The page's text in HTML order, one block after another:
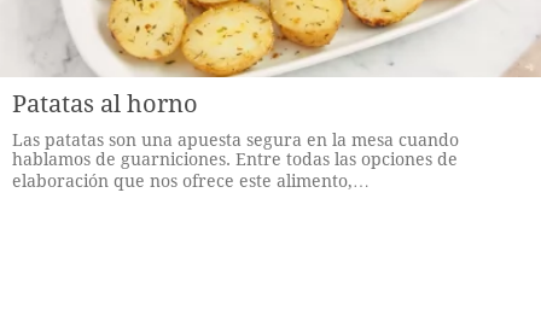
Patatas al horno
Las patatas son una apuesta segura en la mesa cuando
hablamos de guarniciones. Entre todas las opciones de
elaboración que nos ofrece este alimento,…